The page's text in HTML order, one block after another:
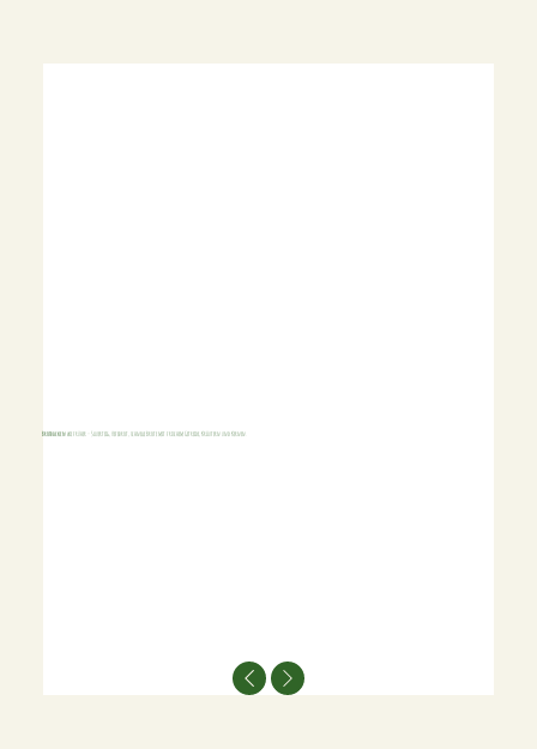
Brotbackenwie früher – Sauerteig, Hefebrot, schnelle Brote mit frischem Getreide, Kräutern und Kernen.